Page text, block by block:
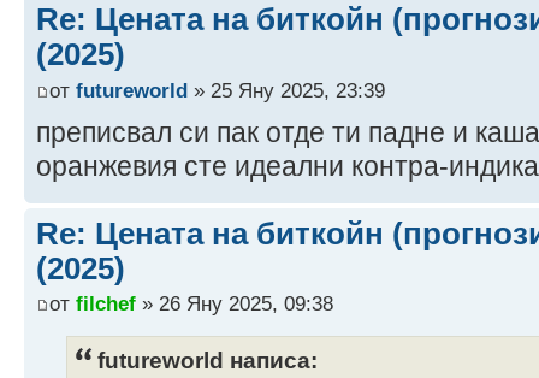
Re: Цената на биткойн
(2025)
от futureworld » 25 Яну 2025, 23:39
преписвал си пак отде ти падне и
оранжевия сте идеални контра-
Re: Цената на биткойн
(2025)
от filchef » 26 Яну 2025, 09:38
futureworld написа: